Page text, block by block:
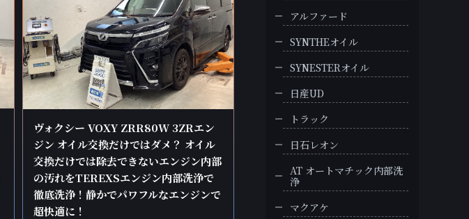
ヴォクシー VOXY ZRR80W 3ZRエン
ジン オイル交換だけではダメ？ オイル
交換だけでは除去できないエンジン内部
の汚れをTEREXSエンジン内部洗浄で
徹底洗浄！静かでパワフルなエンジンで
超快適に！
アルファード
SYNTHEオイル
SYNESTERオイル
日産UD
トラック
日石レオン
AT オートマチック内部洗
浄
マクアケ